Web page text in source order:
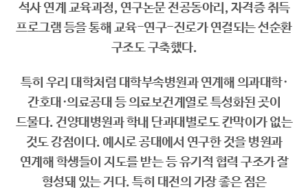
석사 연계 교육과정, 연구논문 전공동아리, 자격증 취득
프로그램 등을 통해 교육-연구-진로가 연결되는 선순환
구조도 구축했다.
특히 우리 대학처럼 대학부속병원과 연계해 의과대학·
간호대·의료공대 등 의료보건계열로 특성화된 곳이
드물다. 건양대병원과 학내 단과대별로도 칸막이가 없는
것도 강점이다. 예시로 공대에서 연구한 것을 병원과
연계해 학생들이 지도를 받는 등 유기적 협력 구조가 잘
형성돼 있는 거다. 특히 대전의 가장 좋은 점은